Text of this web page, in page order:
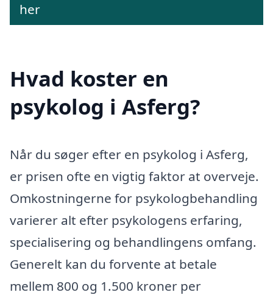
her
Hvad koster en
psykolog i Asferg?
Når du søger efter en psykolog i Asferg,
er prisen ofte en vigtig faktor at overveje.
Omkostningerne for psykologbehandling
varierer alt efter psykologens erfaring,
specialisering og behandlingens omfang.
Generelt kan du forvente at betale
mellem 800 og 1.500 kroner per